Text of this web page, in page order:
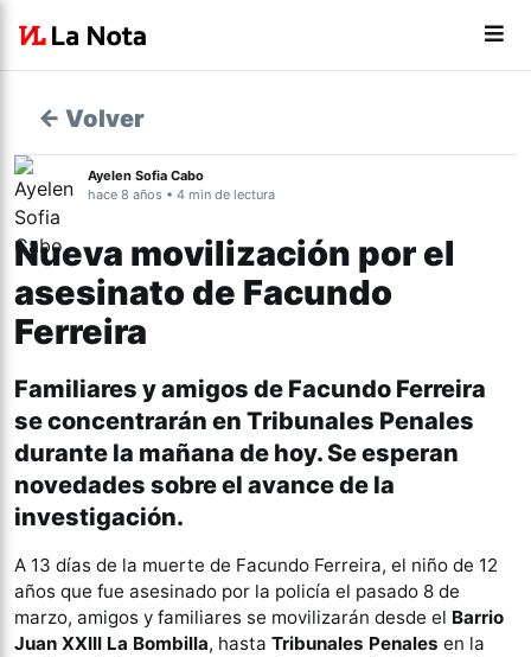
← Volver
Ayelen Sofia Cabo
hace 8 años • 4 min de lectura
Nueva movilización por el
asesinato de Facundo
Ferreira
Familiares y amigos de Facundo Ferreira
se concentrarán en Tribunales Penales
durante la mañana de hoy. Se esperan
novedades sobre el avance de la
investigación.
A 13 días de la muerte de Facundo Ferreira, el niño de 12
años que fue asesinado por la policía el pasado 8 de
marzo, amigos y familiares se movilizarán desde el Barrio
Juan XXIII La Bombilla, hasta Tribunales Penales en la